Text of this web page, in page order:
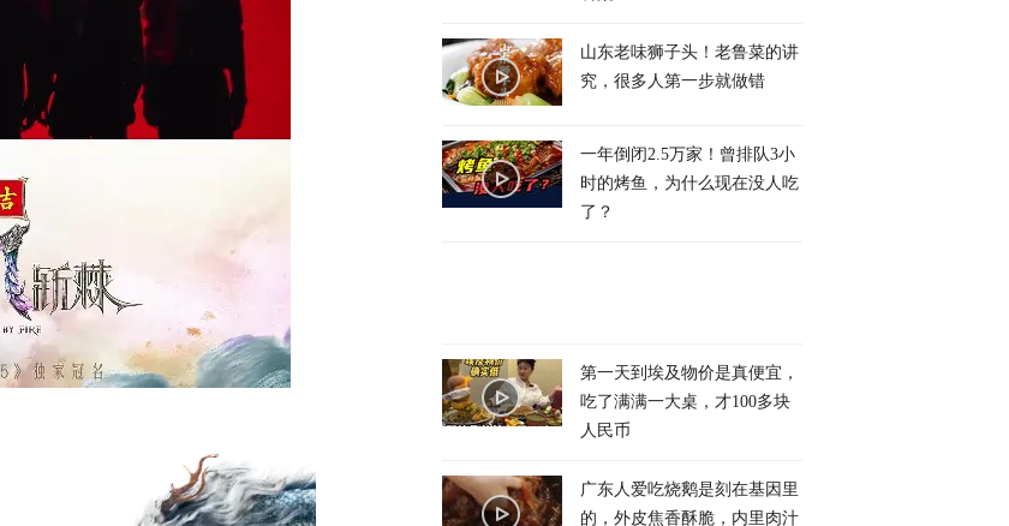
山东老味狮子头！老鲁菜的讲
究，很多人第一步就做错
一年倒闭2.5万家！曾排队3小
时的烤鱼，为什么现在没人吃
了？
第一天到埃及物价是真便宜，
吃了满满一大桌，才100多块
人民币
广东人爱吃烧鹅是刻在基因里
的，外皮焦香酥脆，内里肉汁